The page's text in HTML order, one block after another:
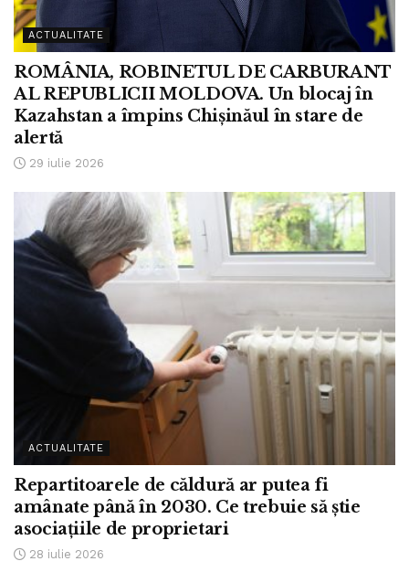
ACTUALITATE
ROMÂNIA, ROBINETUL DE CARBURANT
AL REPUBLICII MOLDOVA. Un blocaj în
Kazahstan a împins Chișinăul în stare de
alertă
29 iulie 2026
ACTUALITATE
Repartitoarele de căldură ar putea fi
amânate până în 2030. Ce trebuie să știe
asociațiile de proprietari
28 iulie 2026